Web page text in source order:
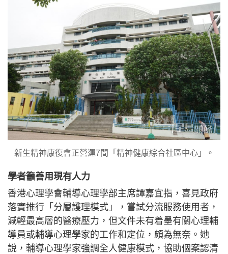
新生精神康復會正營運7間「精神健康綜合社區中心」。
學者籲善用現有人力
香港心理學會輔導心理學部主席譚嘉宜指，喜見政府
落實推行「分層護理模式」，嘗試分流服務使用者，
減輕最高層的醫療壓力，但文件未有着墨有關心理輔
導員或輔導心理學家的工作和定位，頗為無奈。她
說，輔導心理學家強調全人健康模式，協助個案認清